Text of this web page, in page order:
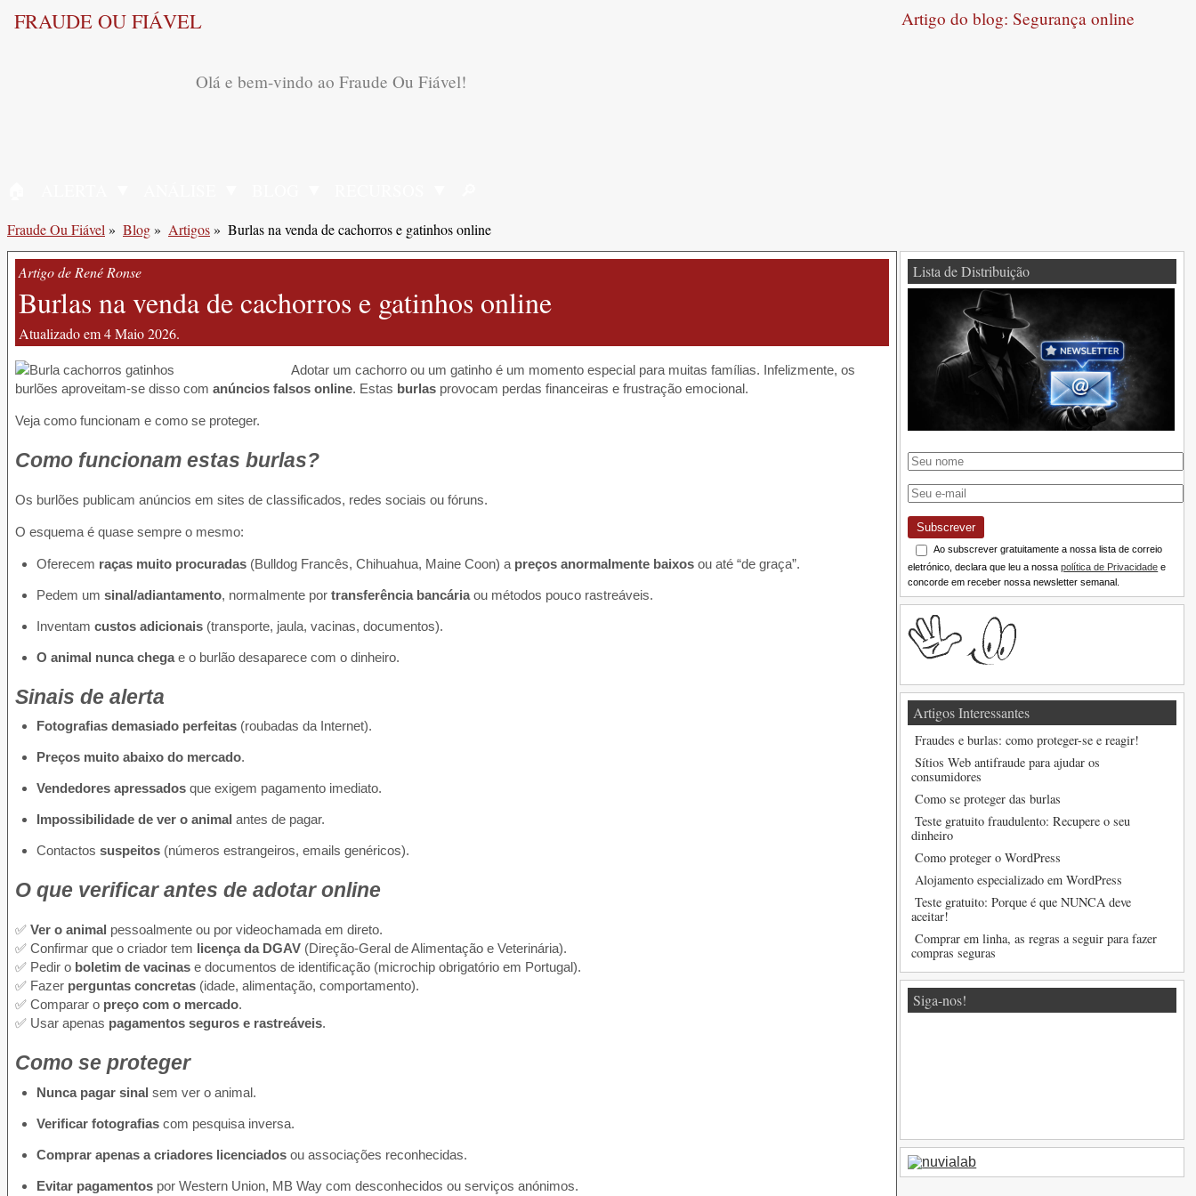
FRAUDE OU FIÁVEL Artigo do blog: Segurança online
Olá e bem-vindo ao Fraude Ou Fiável!
Fraude Ou Fiável» Blog» Artigos» Burlas na venda de cachorros e gatinhos online
Artigo de René Ronse
Burlas na venda de cachorros e gatinhos online
Atualizado em 4 Maio 2026.
Adotar um cachorro ou um gatinho é um momento especial para muitas famílias. Infelizmente, os
burlões aproveitam-se disso com anúncios falsos online. Estas burlas provocam perdas financeiras e frustração emocional.
Veja como funcionam e como se proteger.
Como funcionam estas burlas?
Os burlões publicam anúncios em sites de classificados, redes sociais ou fóruns.
O esquema é quase sempre o mesmo:
Oferecem raças muito procuradas (Bulldog Francês, Chihuahua, Maine Coon) a preços anormalmente baixos ou até “de graça”.
Pedem um sinal/adiantamento, normalmente por transferência bancáriaou métodos pouco rastreáveis.
Inventam custos adicionais (transporte, jaula, vacinas, documentos).
O animal nunca chegae o burlão desaparece com o dinheiro.
Sinais de alerta
Fotografias demasiado perfeitas (roubadas da Internet).
Preços muito abaixo do mercado.
Vendedores apressados que exigem pagamento imediato.
Impossibilidade de ver o animal antes de pagar.
Contactos suspeitos (números estrangeiros, emails genéricos).
O que verificar antes de adotar online
✅ Ver o animal pessoalmente ou por videochamada em direto.
✅ Confirmar que o criador tem licença da DGAV (Direção-Geral de Alimentação e Veterinária).
✅ Pedir o boletim de vacinas e documentos de identificação (microchip obrigatório em Portugal).
✅ Fazer perguntas concretas (idade, alimentação, comportamento).
✅ Comparar o preço com o mercado.
✅ Usar apenas pagamentos seguros e rastreáveis.
Como se proteger
Nunca pagar sinal sem ver o animal.
Verificar fotografias com pesquisa inversa.
Comprar apenas a criadores licenciados ou associações reconhecidas.
Evitar pagamentos por Western Union, MB Way com desconhecidos ou serviços anónimos.
Lista de Distribuição
Subscrever
Ao subscrever gratuitamente a nossa lista de correio
eletrónico, declara que leu a nossapolítica de Privacidade e
concorde em receber nossa newsletter semanal.
Artigos Interessantes
Fraudes e burlas: como proteger-se e reagir!
Sítios Web antifraude para ajudar os
consumidores
Como se proteger das burlas
Teste gratuito fraudulento: Recupere o seu
dinheiro
Como proteger o WordPress
Alojamento especializado em WordPress
Teste gratuito: Porque é que NUNCA deve
aceitar!
Comprar em linha, as regras a seguir para fazer
compras seguras
Siga-nos!